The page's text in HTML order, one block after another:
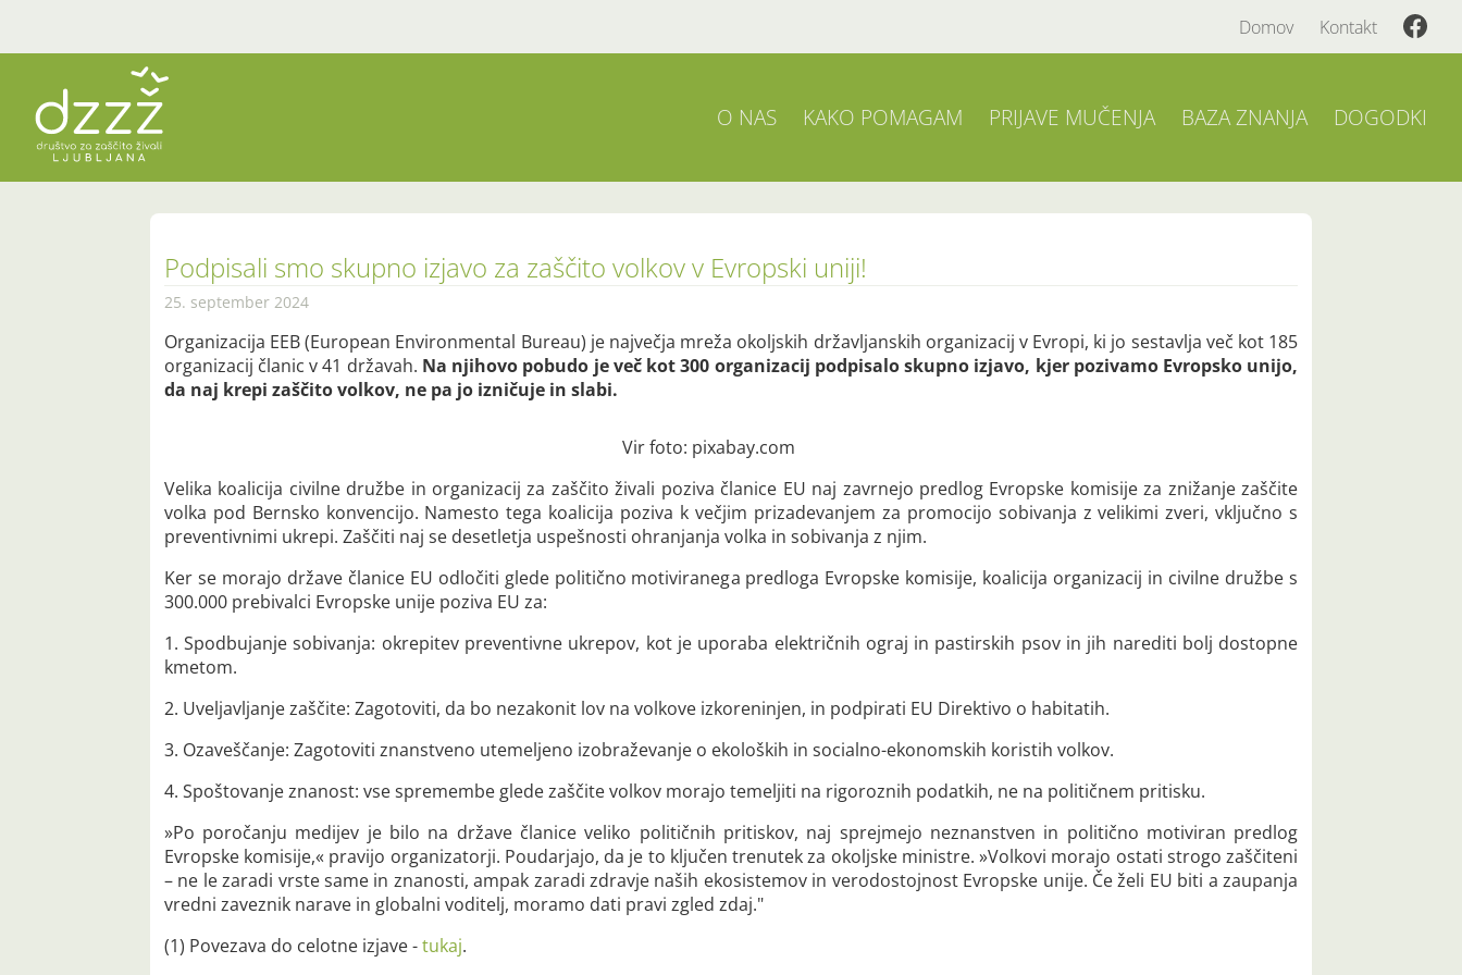
Domov Kontakt
O NAS KAKO POMAGAM PRIJAVE MUČENJA BAZA ZNANJA DOGODKI
Podpisali smo skupno izjavo za zaščito volkov v Evropski uniji!
25. september 2024
Organizacija EEB (European Environmental Bureau) je največja mreža okoljskih državljanskih organizacij v Evropi, ki jo sestavlja več kot 185
organizacij članic v 41 državah. Na njihovo pobudo je več kot 300 organizacij podpisalo skupno izjavo, kjer pozivamo Evropsko unijo,
da naj krepi zaščito volkov, ne pa jo izničuje in slabi.
Vir foto: pixabay.com
Velika koalicija civilne družbe in organizacij za zaščito živali poziva članice EU naj zavrnejo predlog Evropske komisije za znižanje zaščite
volka pod Bernsko konvencijo. Namesto tega koalicija poziva k večjim prizadevanjem za promocijo sobivanja z velikimi zveri, vključno s
preventivnimi ukrepi. Zaščiti naj se desetletja uspešnosti ohranjanja volka in sobivanja z njim.
Ker se morajo države članice EU odločiti glede politično motiviranega predloga Evropske komisije, koalicija organizacij in civilne družbe s
300.000 prebivalci Evropske unije poziva EU za:
1. Spodbujanje sobivanja: okrepitev preventivne ukrepov, kot je uporaba električnih ograj in pastirskih psov in jih narediti bolj dostopne
kmetom.
2. Uveljavljanje zaščite: Zagotoviti, da bo nezakonit lov na volkove izkoreninjen, in podpirati EU Direktivo o habitatih.
3. Ozaveščanje: Zagotoviti znanstveno utemeljeno izobraževanje o ekoloških in socialno-ekonomskih koristih volkov.
4. Spoštovanje znanost: vse spremembe glede zaščite volkov morajo temeljiti na rigoroznih podatkih, ne na političnem pritisku.
»Po poročanju medijev je bilo na države članice veliko političnih pritiskov, naj sprejmejo neznanstven in politično motiviran predlog
Evropske komisije,« pravijo organizatorji. Poudarjajo, da je to ključen trenutek za okoljske ministre. »Volkovi morajo ostati strogo zaščiteni
– ne le zaradi vrste same in znanosti, ampak zaradi zdravje naših ekosistemov in verodostojnost Evropske unije. Če želi EU biti a zaupanja
vredni zaveznik narave in globalni voditelj, moramo dati pravi zgled zdaj."
(1) Povezava do celotne izjave -tukaj.